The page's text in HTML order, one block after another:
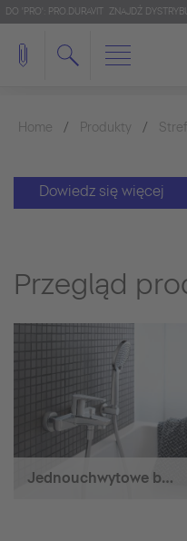
DO 'PRO': PRO.DURAVIT ZNAJDŹ
Home Produkty
Dowiedz się więcej
Przegląd
Jednouchwytowe baterie wannowe